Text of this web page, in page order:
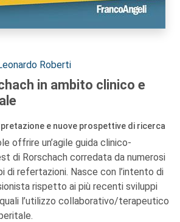
Roberti
in ambito clinico e
e nuove prospettive di ricerca
offrire un’agile guida clinico-
di Rorschach corredata da numerosi
di refertazioni. Nasce con l’intento di
rispetto ai più recenti sviluppi
l’utilizzo collaborativo/terapeutico